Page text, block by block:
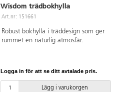
Wisdom trädbokhylla
Art.nr: 151661
Robust bokhylla i träddesign som ger
rummet en naturlig atmosfär.
Logga in för att se ditt avtalade pris.
Lägg i varukorgen